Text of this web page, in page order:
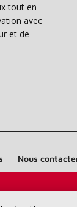
dépositaire
tout en
avec
et de
Nous